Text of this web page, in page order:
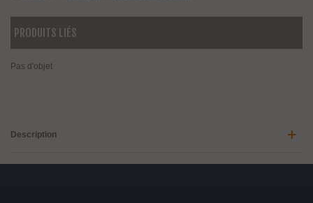
PRODUITS LIÉS
Pas d'objet
Description